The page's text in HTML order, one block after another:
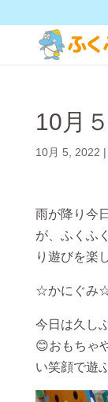
10月
10月 5, 2022 |
雨が降り今
が、ふくふ
り遊びを楽
☆かにぐみ
今日は久し
😊おもちゃ
い笑顔で遊